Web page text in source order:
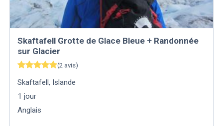
Skaftafell Grotte de Glace Bleue + Randonnée
sur Glacier
(2 avis)
Skaftafell, Islande
1 jour
Anglais